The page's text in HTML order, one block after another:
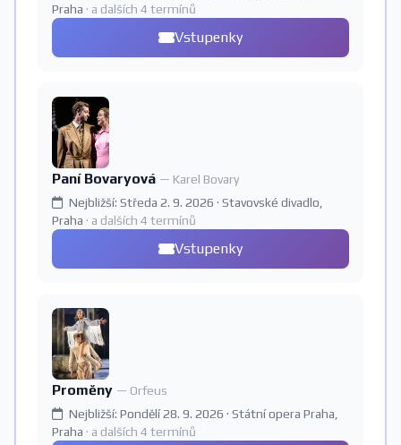
Praha · a dalších 4 termínů
Vstupenky
Paní Bovaryová — Karel Bovary
Nejbližší: Středa 2. 9. 2026 · Stavovské divadlo,
Praha · a dalších 4 termínů
Vstupenky
Proměny — Orfeus
Nejbližší: Pondělí 28. 9. 2026 · Státní opera Praha,
Praha · a dalších 4 termínů